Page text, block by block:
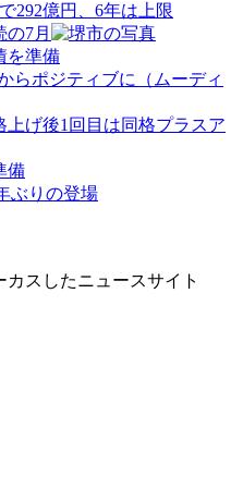
292億円、6年は上限
の7月
を準備
らポジティブに（ムーディ
上げ後1回目は同格プラスア
備
ぶりの登場
スしたニュースサイト